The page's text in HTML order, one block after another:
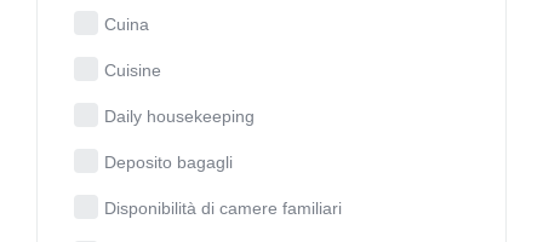
Cuina
Cuisine
Daily housekeeping
Deposito bagagli
Disponibilità di camere familiari